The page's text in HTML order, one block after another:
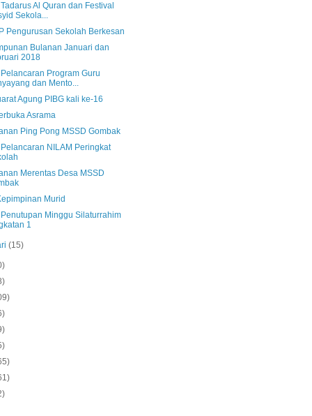
Al Quran dan Festival
Sekola...
Pengurusan Sekolah Berkesan
Bulanan Januari dan
2018
Program Guru
dan Mento...
Agung PIBG kali ke-16
Asrama
Ping Pong MSSD Gombak
NILAM Peringkat
Merentas Desa MSSD
Murid
Minggu Silaturrahim
1
(15)